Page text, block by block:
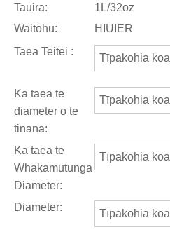
Tauira:
1L/32oz
Waitohu:
HIUIER
Taea Teitei :
Tīpakohia koa
Ka taea te
diameter o te
tinana:
Tīpakohia koa
Ka taea te
Whakamutunga
Diameter:
Tīpakohia koa
Diameter:
Tīpakohia koa